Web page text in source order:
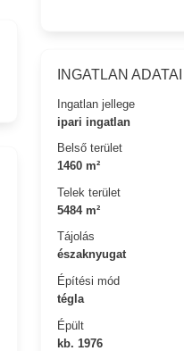
INGATLAN ADATAI
Ingatlan jellege
ipari ingatlan
Belső terület
1460 m²
Telek terület
5484 m²
Tájolás
északnyugat
Építési mód
tégla
Épült
kb. 1976